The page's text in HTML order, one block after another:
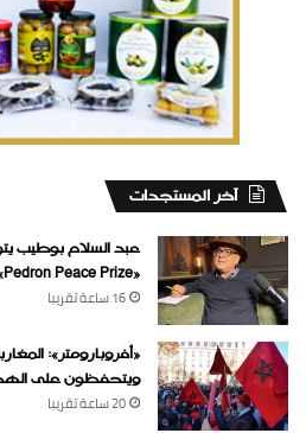
‏آخر المستجدات
عبد السلام بوطيب
«Pedron Peace Prize» للدبلوماسية الثقافية
16 ساعة ‏تقريبا
«أفروبارومتر»:
ويتحفظون على
20 ساعة ‏تقريبا